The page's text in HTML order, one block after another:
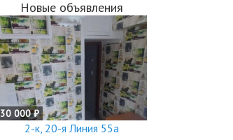
Новые объявления
30 000 ₽
2-к, 20-я Линия 55а